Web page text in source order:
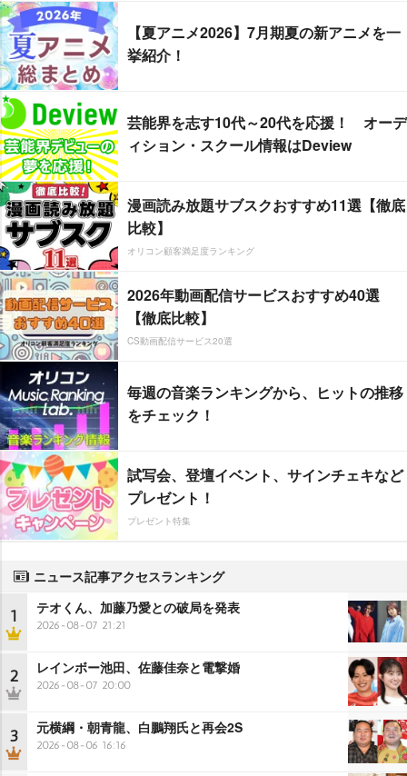
【夏アニメ2026】7月期夏の新アニメを一
挙紹介！
芸能界を志す10代～20代を応援！ オーデ
ィション・スクール情報はDeview
漫画読み放題サブスクおすすめ11選【徹底
比較】
オリコン顧客満足度ランキング
2026年動画配信サービスおすすめ40選
【徹底比較】
CS動画配信サービス20選
毎週の音楽ランキングから、ヒットの推移
をチェック！
試写会、登壇イベント、サインチェキなど
プレゼント！
プレゼント特集
ニュース記事アクセスランキング
1 テオくん、加藤乃愛との破局を発表
2026-08-07 21:21
2 レインボー池田、佐藤佳奈と電撃婚
2026-08-07 20:00
3 元横綱・朝青龍、白鵬翔氏と再会2S
2026-08-06 16:16